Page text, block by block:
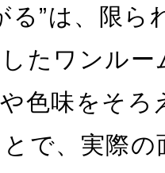
る”は、限ら
たワンル
色味をそろ
で、実際の